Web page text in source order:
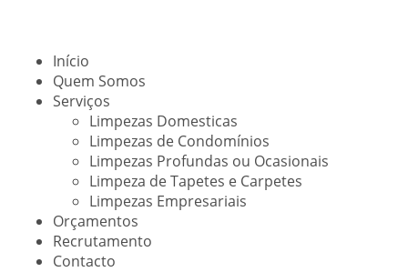
Início
Quem Somos
Serviços
Limpezas Domesticas
Limpezas de Condomínios
Limpezas Profundas ou Ocasionais
Limpeza de Tapetes e Carpetes
Limpezas Empresariais
Orçamentos
Recrutamento
Contacto